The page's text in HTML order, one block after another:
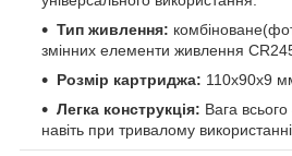
Тип живлення:
змінних елементи живлення
Розмір картриджа: 110х90х9
Легка конструкція: Вага
навіть при тривалому